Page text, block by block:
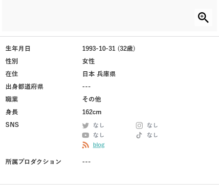
生年月日
1993-10-31 (32歳)
性別
女性
在住
日本 兵庫県
出身都道府県
---
職業
その他
身長
162cm
SNS
なし
なし
なし
なし
blog
所属プロダクション ---